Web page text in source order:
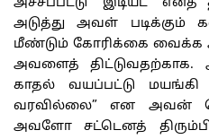
அச்சப்பட்டு “இடியட்” எனத்
அடுத்து அவள் படிக்கும்
மீண்டும் கோரிக்கை
அவளைத்
காதல் வயப்பட்டு
வரவில்லை” என அவன்
அவளோ சட்டெனத் திரும்பி